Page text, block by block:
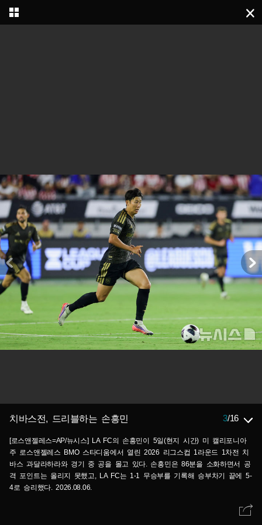
치바스전, 드리블하는 손흥민 3/16
[로스앤젤레스=AP/뉴시스] LA FC의 손흥민이 5일(현지 시간) 미 캘리포니아
주 로스앤젤레스 BMO 스타디움에서 열린 2026 리그스컵 1라운드 1차전 치
바스 과달라하라와 경기 중 공을 몰고 있다. 손흥민은 86분을 소화하면서 공
격 포인트는 올리지 못했고, LA FC는 1-1 무승부를 기록해 승부차기 끝에 5-
4로 승리했다. 2026.08.06.